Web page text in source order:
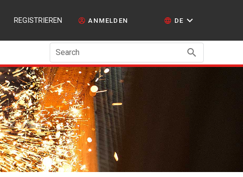
REGISTRIEREN ANMELDEN DE
Search